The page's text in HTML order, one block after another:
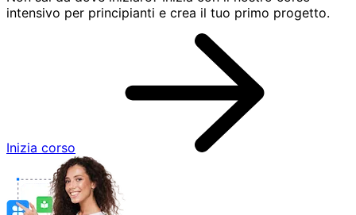
intensivo per principianti e crea il tuo primo progetto.
Inizia corso